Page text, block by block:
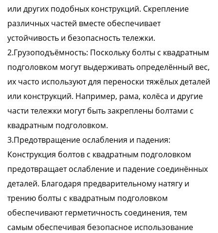
или других подобных конструкций. Скрепление
различных частей вместе обеспечивает
устойчивость и безопасность тележки.
2.Грузоподъёмность: Поскольку болты с квадратным
подголовком могут выдерживать определённый вес,
их часто используют для переноски тяжёлых деталей
или конструкций. Например, рама, колёса и другие
части тележки могут быть закреплены болтами с
квадратным подголовком.
3.Предотвращение ослабления и падения:
Конструкция болтов с квадратным подголовком
предотвращает ослабление и падение соединённых
деталей. Благодаря предварительному натягу и
трению болты с квадратным подголовком
обеспечивают герметичность соединения, тем
самым обеспечивая безопасное использование